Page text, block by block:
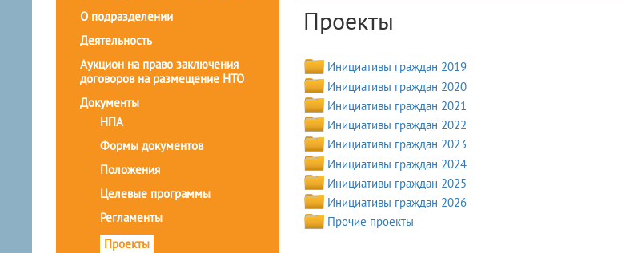
О подразделении
Деятельность
Аукцион на право заключения
договоров на размещение НТО
Документы
НПА
Формы документов
Положения
Целевые программы
Регламенты
Проекты
Проекты
Инициативы граждан 2019
Инициативы граждан 2020
Инициативы граждан 2021
Инициативы граждан 2022
Инициативы граждан 2023
Инициативы граждан 2024
Инициативы граждан 2025
Инициативы граждан 2026
Прочие проекты